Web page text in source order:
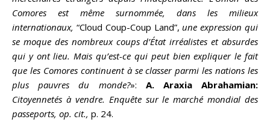
Comores est même surnommée, dans les milieux
internationaux, “Cloud Coup-Coup Land”, une expression qui
se moque des nombreux coups d’État irréalistes et absurdes
qui y ont lieu. Mais qu’est-ce qui peut bien expliquer le fait
que les Comores continuent à se classer parmi les nations les
plus pauvres du monde?»: A.
Araxia Abrahamian:
Citoyennetés à vendre. Enquête sur le marché mondial des
passeports, op. cit., p. 24.